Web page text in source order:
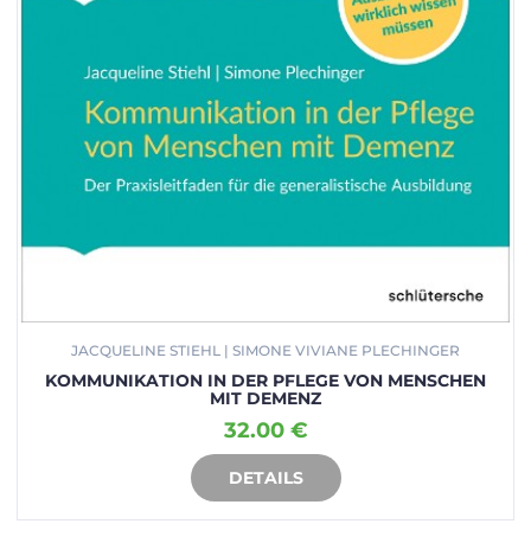
JACQUELINE STIEHL | SIMONE VIVIANE PLECHINGER
KOMMUNIKATION IN DER PFLEGE VON MENSCHEN
MIT DEMENZ
32.00 €
DETAILS
IN DEN WARENKORB